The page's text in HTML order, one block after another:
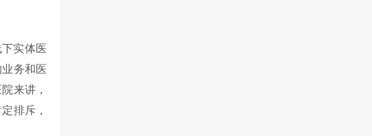
实体医
务和医
来讲，
排斥，